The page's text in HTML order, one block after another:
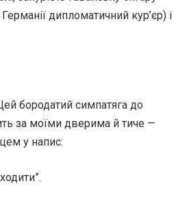
дипломатичний кур’єр) і
бородатий симпатяга до
за моїми дверима й тиче —
у напис: